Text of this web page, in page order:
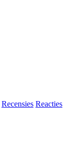
Recensies Reacties